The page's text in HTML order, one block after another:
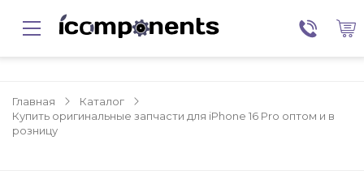
Главная
Каталог
Купить оригинальные запчасти для iPhone 16 Pro оптом и в
розницу